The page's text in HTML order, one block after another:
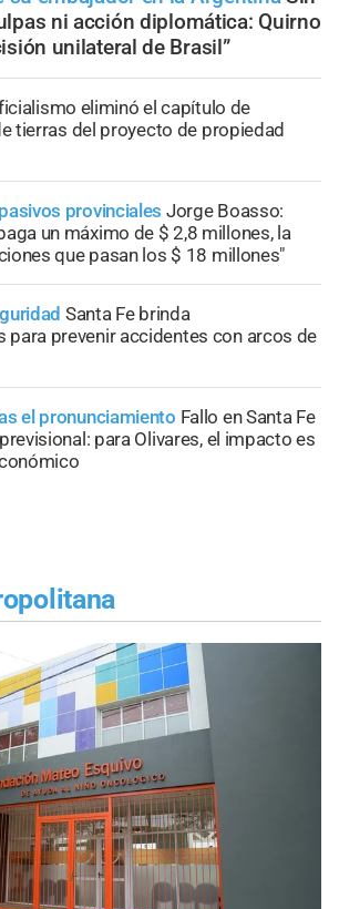
ni acción diplomática: Quirno
unilateral de Brasil”
eliminó el capítulo de
tierras del proyecto de propiedad
provinciales Jorge Boasso:
un máximo de $ 2,8 millones, la
que pasan los $ 18 millones"
Santa Fe brinda
para prevenir accidentes con arcos de
el pronunciamiento Fallo en Santa Fe
para Olivares, el impacto es